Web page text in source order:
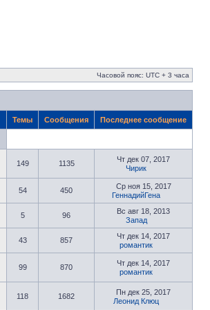
Часовой пояс: UTC + 3 часа
Темы Сообщения Последнее сообщение
149 1135
Чт дек 07, 2017
Чирик
54 450
Ср ноя 15, 2017
ГеннадийГена
5 96
Вс авг 18, 2013
Запад
43 857
Чт дек 14, 2017
романтик
99 870
Чт дек 14, 2017
романтик
118 1682
Пн дек 25, 2017
Леонид Клюц